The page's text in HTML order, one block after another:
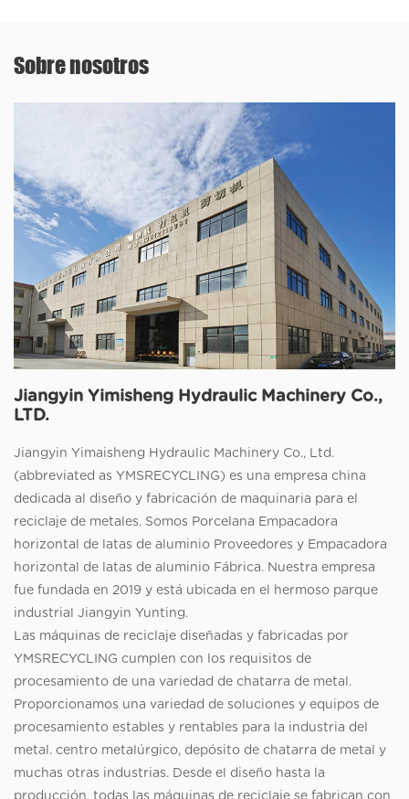
Sobre nosotros
Jiangyin Yimisheng Hydraulic Machinery Co.,
LTD.
Jiangyin Yimaisheng Hydraulic Machinery Co., Ltd.
(abbreviated as YMSRECYCLING) es una empresa china
dedicada al diseño y fabricación de maquinaria para el
reciclaje de metales. Somos Porcelana Empacadora
horizontal de latas de aluminio Proveedores y Empacadora
horizontal de latas de aluminio Fábrica. Nuestra empresa
fue fundada en 2019 y está ubicada en el hermoso parque
industrial Jiangyin Yunting.
Las máquinas de reciclaje diseñadas y fabricadas por
YMSRECYCLING cumplen con los requisitos de
procesamiento de una variedad de chatarra de metal.
Proporcionamos una variedad de soluciones y equipos de
procesamiento estables y rentables para la industria del
metal. centro metalúrgico, depósito de chatarra de metal y
muchas otras industrias. Desde el diseño hasta la